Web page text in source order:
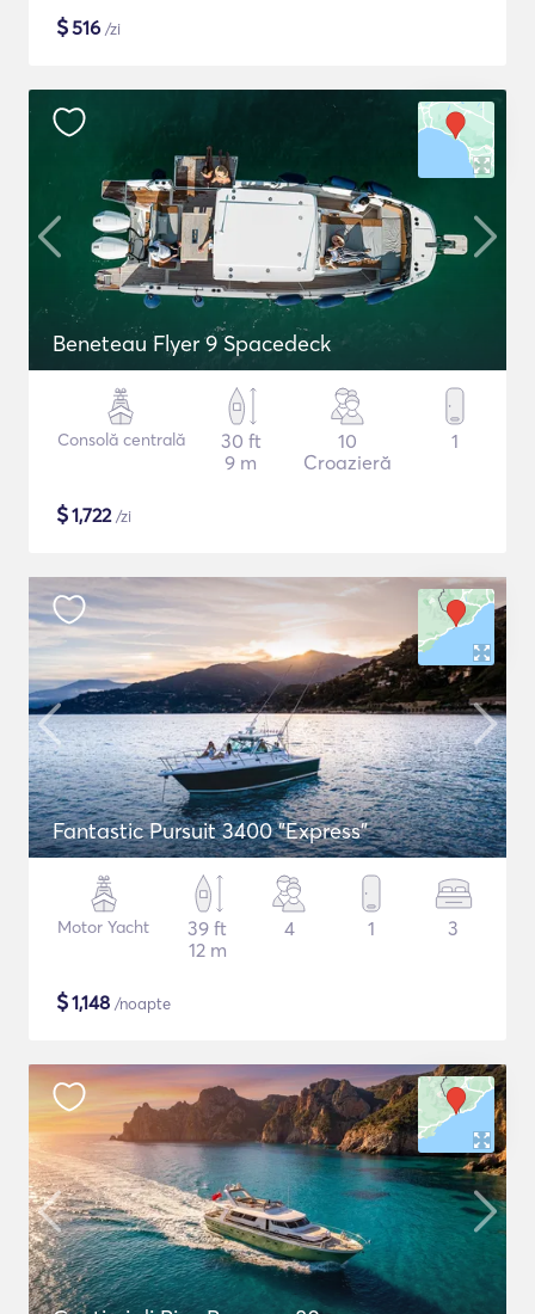
$516 /zi
Beneteau Flyer 9 Spacedeck
Consolă centrală
30 ft
9 m
10
Croazieră
1
$1,722/zi
Fantastic Pursuit 3400 "Express"
Motor Yacht
39 ft
12 m
4 1 3
$1,148 /noapte